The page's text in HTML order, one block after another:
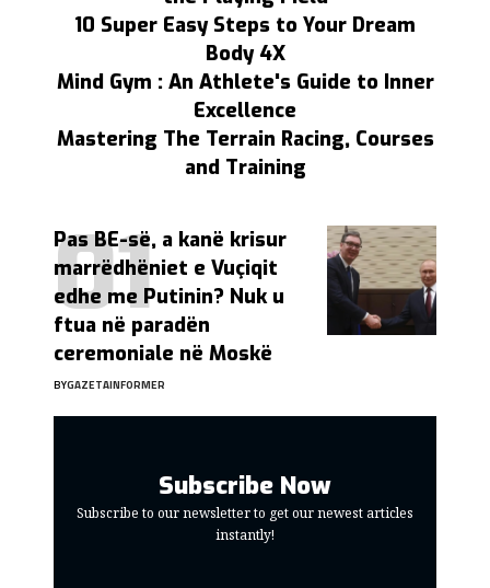
10 Super Easy Steps to Your Dream
Body 4X
Mind Gym : An Athlete's Guide to Inner
Excellence
Mastering The Terrain Racing, Courses
and Training
Pas BE-së, a kanë krisur
marrëdhëniet e Vuçiqit
edhe me Putinin? Nuk u
ftua në paradën
ceremoniale në Moskë
BYGAZETAINFORMER
Subscribe Now
Subscribe to our newsletter to get our newest articles
instantly!